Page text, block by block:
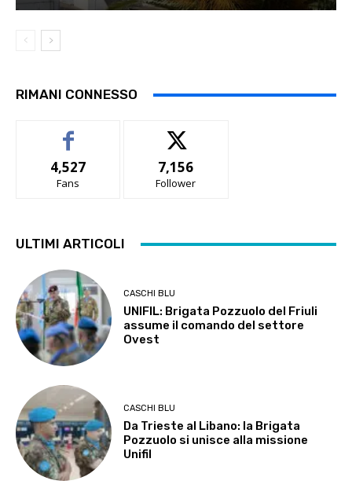
RIMANI CONNESSO
4,527
Fans
7,156
Follower
ULTIMI ARTICOLI
CASCHI BLU
UNIFIL: Brigata Pozzuolo del Friuli
assume il comando del settore
Ovest
CASCHI BLU
Da Trieste al Libano: la Brigata
Pozzuolo si unisce alla missione
Unifil